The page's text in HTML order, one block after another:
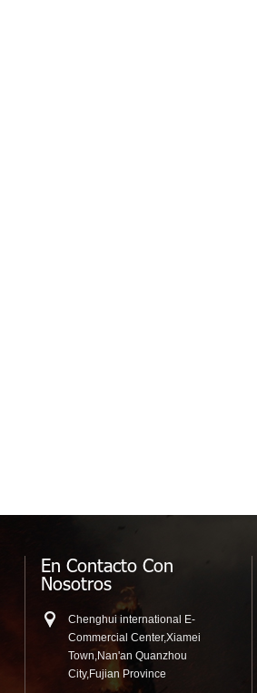
En Contacto Con
Nosotros
Chenghui international E-
Commercial Center,Xiamei
Town,Nan'an Quanzhou
City,Fujian Province